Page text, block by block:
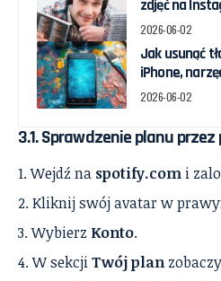
zdjęć na
2026-06-02
Jak usunąć
iPhone,
2026-06-02
3.1. Sprawdzenie planu
Wejdź na spotify.com i
Kliknij swój avatar w
Wybierz Konto.
W sekcjiTwój plan